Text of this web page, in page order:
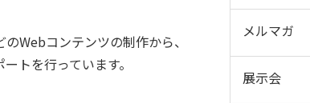
Webコンテンツの制作から、
トを行っています。
メルマガ
展示会